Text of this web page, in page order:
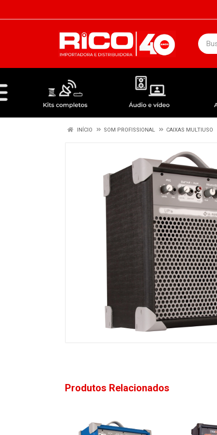
INÍCIO SOM PROFISSIONAL CAIXAS MULTIUSO
Produtos Relacionados